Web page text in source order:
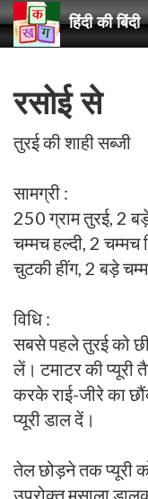
हिंदी की बिंदी
रसोई से
तुरई की शाही सब्जी
सामग्री :
250 ग्राम तुरई, 2
चम्मच हल्दी, 2 चम्मच
चुटकी हींग, 2 बड़े
विधि :
सबसे पहले तुरई को
लें। टमाटर की प्यूरी
करके राई-जीरे का
प्यूरी डाल दें।
तेल छोड़ने तक प्यूरी
उपरोक्त मसाला